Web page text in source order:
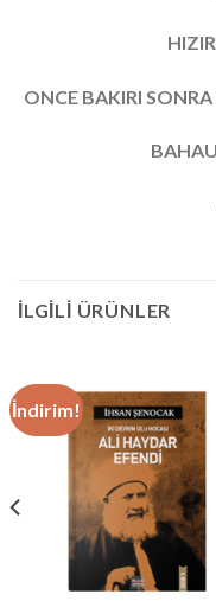
ONCE BAKIRI
İLGILI ÜRÜNLER
İndirim!